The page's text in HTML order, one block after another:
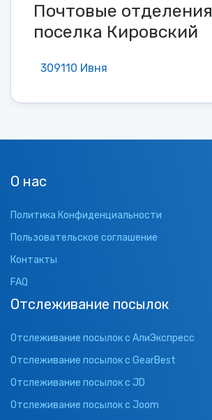
Почтовые отделения
поселка Кировский
309110 Ивня
О нас
Политика Конфиденциальности
Пользовательское соглашение
Контакты
FAQ
Отслеживание посылок
Отслеживание посылок с АлиЭкспресс
Отслеживание посылок с GearBest
Отслеживание посылок с JD
Отслеживание посылок с Joom